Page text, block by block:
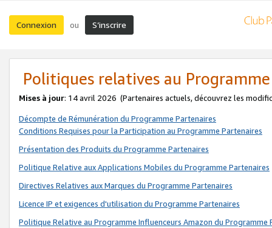
Connexion ou S’inscrire
Politiques relatives au
Mises à jour: 14 avril 2026 (Partenaires actuels, découvrez les
Décompte de Rémunération du Programme Partenaires
Conditions Requises pour la Participation au Programme Partenaires
Présentation des Produits du Programme Partenaires
Politique Relative aux Applications Mobiles du Programme Partenaires
Directives Relatives aux Marques du Programme Partenaires
Licence IP et exigences d'utilisation du Programme Partenaires
Politique Relative au Programme Influenceurs Amazon du Programme